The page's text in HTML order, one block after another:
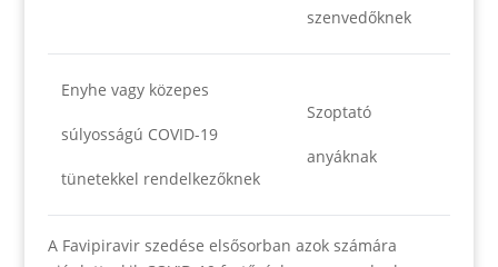
szenvedőknek
Enyhe vagy közepes
súlyosságú COVID-19
tünetekkel rendelkezőknek
Szoptató
anyáknak
A Favipiravir szedése elsősorban azok számára